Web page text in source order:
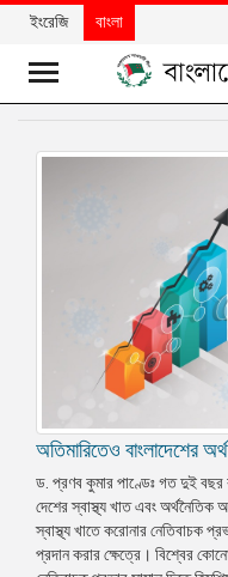
উন্নয়নের
নিউজলেটার
প্রেস
ইংরেজি বাংলা
অতিমারিতেও বাংলাদেশের
ড. প্রণব কুমার পাণ্ডেঃ গত দুই বছর
দেশের স্বাস্থ্য খাত এবং অর্থনৈতিক
স্বাস্থ্য খাতে করোনার নেতিবাচক
প্রদান করার ক্ষেত্রে। বিশ্বের